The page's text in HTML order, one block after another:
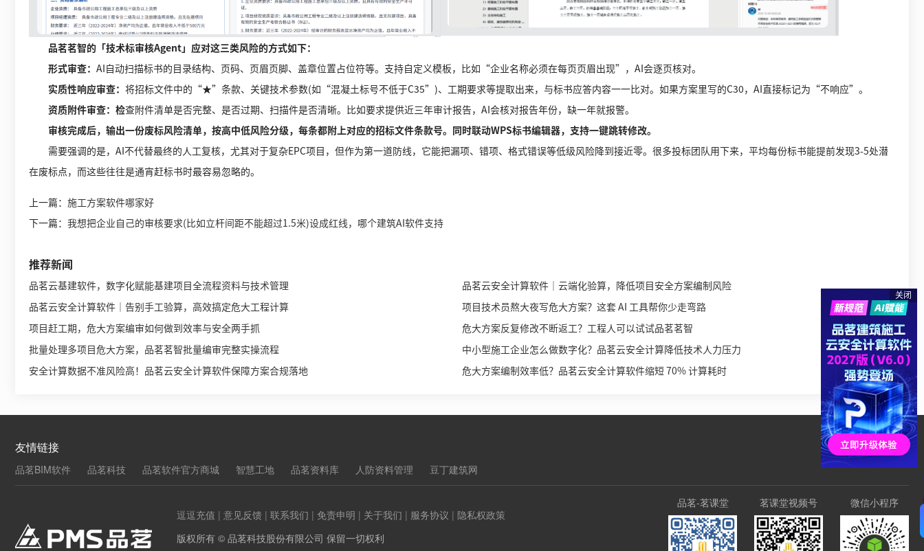
品茗茗智的「技术标审核Agent」应对这三类风险的方式如下：
形式审查： AI自动扫描标书的目录结构、页码、页眉页脚、盖章位置占位符等。支持自定义模板，比如“企业名称必须在每页页眉出现”，AI会逐页核对。
实质性响应审查： 将招标文件中的“★”条款、关键技术参数(如“混凝土标号不低于C35”)、工期要求等提取出来，与标书应答内容一一比对。如果方案里写的C30，AI直接标记为“不响应”。
资质附件审查：检查附件清单是否完整、是否过期、扫描件是否清晰。比如要求提供近三年审计报告，AI会核对报告年份，缺一年就报警。
审核完成后，输出一份废标风险清单，按高中低风险分级，每条都附上对应的招标文件条款号。同时联动WPS标书编辑器，支持一键跳转修改。
需要强调的是，AI不代替最终的人工复核，尤其对于复杂EPC项目，但作为第一道防线，它能把漏项、错项、格式错误等低级风险降到接近零。很多投标团队用下来，平均每份标书能提前发现3-5处潜
在废标点，而这些往往是通宵赶标书时最容易忽略的。
上一篇： 施工方案软件哪家好
下一篇： 我想把企业自己的审核要求(比如立杆间距不能超过1.5米)设成红线，哪个建筑AI软件支持
推荐新闻
品茗云基建软件，数字化赋能基建项目全流程资料与技术管理
品茗云安全计算软件｜云端化验算，降低项目安全方案编制风险
品茗云安全计算软件｜告别手工验算，高效搞定危大工程计算
项目技术员熬大夜写危大方案？这套 AI 工具帮你少走弯路
项目赶工期，危大方案编审如何做到效率与安全两手抓
危大方案反复修改不断返工？工程人可以试试品茗茗智
批量处理多项目危大方案，品茗茗智批量编审完整实操流程
中小型施工企业怎么做数字化？品茗云安全计算降低技术人力压力
安全计算数据不准风险高！品茗云安全计算软件保障方案合规落地
危大方案编制效率低？品茗云安全计算软件缩短 70% 计算耗时
友情链接
品茗BIM软件 品茗科技 品茗软件官方商城 智慧工地 品茗资料库 人防资料管理 豆丁建筑网
逗逗充值 | 意见反馈 | 联系我们 | 免责申明 | 关于我们 | 服务协议 | 隐私权政策
版权所有 © 品茗科技股份有限公司 保留一切权利
品茗-茗课堂 茗课堂视频号 微信小程序
关闭